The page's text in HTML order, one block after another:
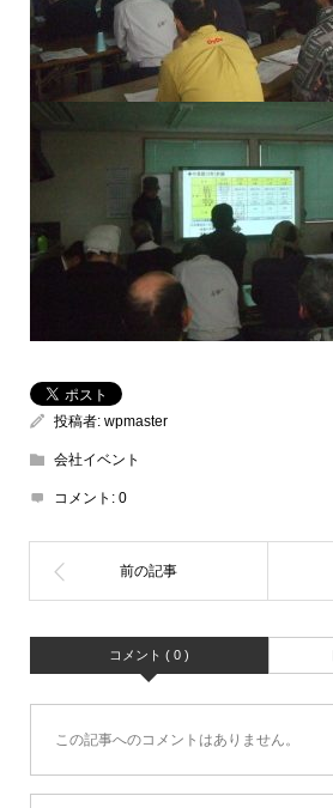
投稿者: wpmaster
会社イベント
コメント: 0
コメント ( 0 )
この記事へのコメントはありません。